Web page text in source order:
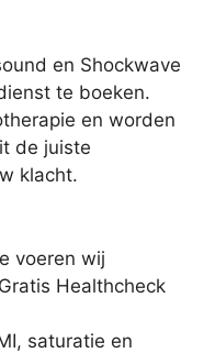
en Shockwave
te boeken.
en worden
de juiste
klacht.
voeren wij
Healthcheck
saturatie en